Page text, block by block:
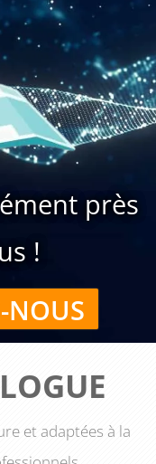
près
!
NOUS
et adaptées à la